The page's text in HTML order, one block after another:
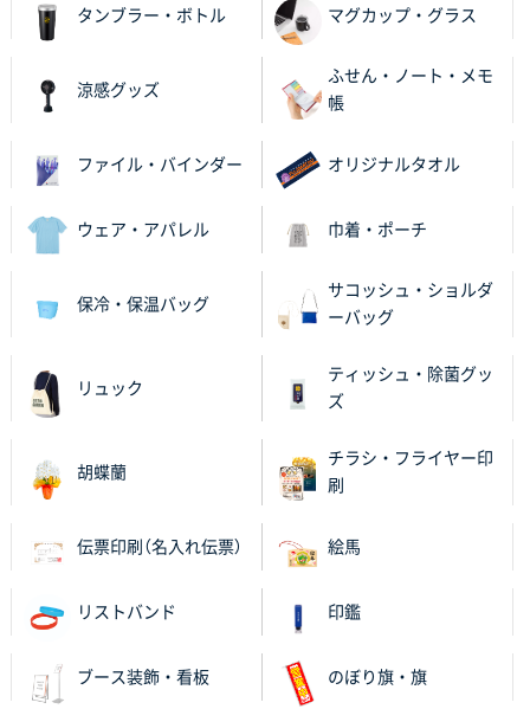
神奈川県のお客様
のし文言が変更できたのと価格。
千葉県M社様
ワンポイント箔押し紙袋 Sサイズ(A5対応)
2025年11月06日 14:57
営業ご担当者さまより、ご丁寧なサポートをいただ
き、他のネット印刷サービスよりも安心して購入まで
進められました。
【ポリ袋】特別ご注文ページ
3000枚
昨年利用した時に、納期と金額面でかなり業者さんを
比較して決めさせていただきました。 昨年注文分も、
納期がギリギリだったにも関わらず、丁寧に対応して
対応を頂いており助かっております。
和歌山県S社様
2025年11月05日 11:13
タンブラー・ボトル マグカップ・グラス
涼感グッズ
ふせん・ノート・メモ
帳
ファイル・バインダー オリジナルタオル
ウェア・アパレル 巾着・ポーチ
保冷・保温バッグ
サコッシュ・ショルダ
ーバッグ
リュック
ティッシュ・除菌グッ
ズ
胡蝶蘭
チラシ・フライヤー印
刷
伝票印刷（名入れ伝票） 絵馬
リストバンド 印鑑
ブース装飾・看板 のぼり旗・旗